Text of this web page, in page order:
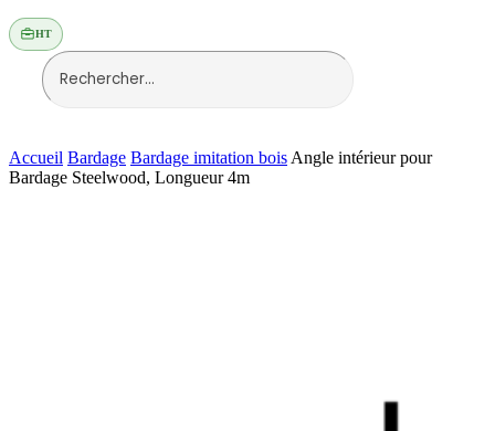
HT
Accueil Bardage Bardage imitation bois Angle intérieur pour
Bardage Steelwood, Longueur 4m